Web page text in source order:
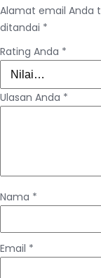
Alamat email Anda
ditandai *
Rating Anda *
Ulasan Anda *
Nama *
Email *